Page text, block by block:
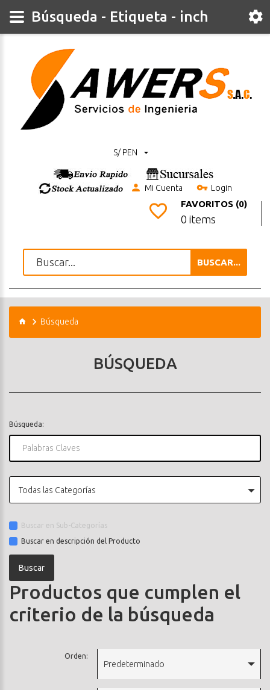
S/ PEN
Mi Cuenta Login
FAVORITOS (0)
0 items
BUSCAR...
Búsqueda
BÚSQUEDA
Búsqueda:
Todas las Categorías
Buscar en Sub-Categorías
Buscar en descripción del Producto
Productos que cumplen el
criterio de la búsqueda
Orden:
Predeterminado
Búsqueda - Etiqueta - inch